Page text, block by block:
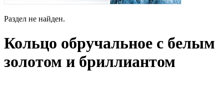
Раздел не найден.
Кольцо обручальное с белым
золотом и бриллиантом